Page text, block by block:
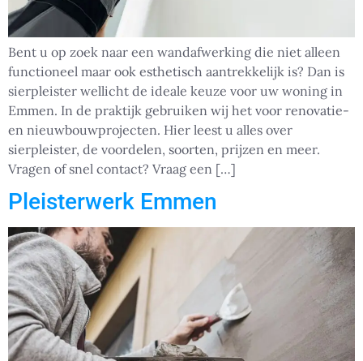
Bent u op zoek naar een wandafwerking die niet alleen
functioneel maar ook esthetisch aantrekkelijk is? Dan is
sierpleister wellicht de ideale keuze voor uw woning in
Emmen. In de praktijk gebruiken wij het voor renovatie-
en nieuwbouwprojecten. Hier leest u alles over
sierpleister, de voordelen, soorten, prijzen en meer.
Vragen of snel contact? Vraag een […]
Pleisterwerk Emmen